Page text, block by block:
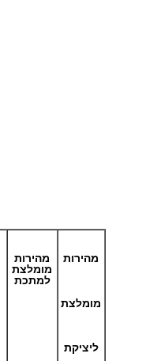
מהירות
מומלצת
ליציקת
מהירות
מומלצת
למתכת